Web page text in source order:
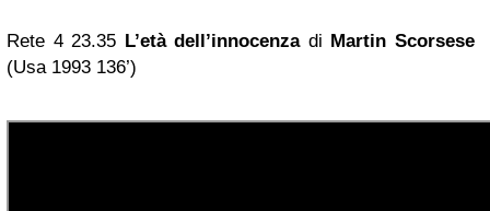
Rete 4 23.35 L’età dell’innocenzadi Martin Scorsese
(Usa 1993 136’)